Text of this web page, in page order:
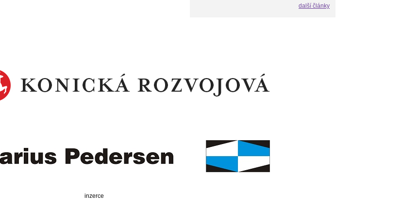
další články
inzerce